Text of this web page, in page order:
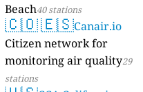
Beach40 stations
🇨🇴🇪🇸Canair.io
Citizen network for
monitoring air quality29
stations